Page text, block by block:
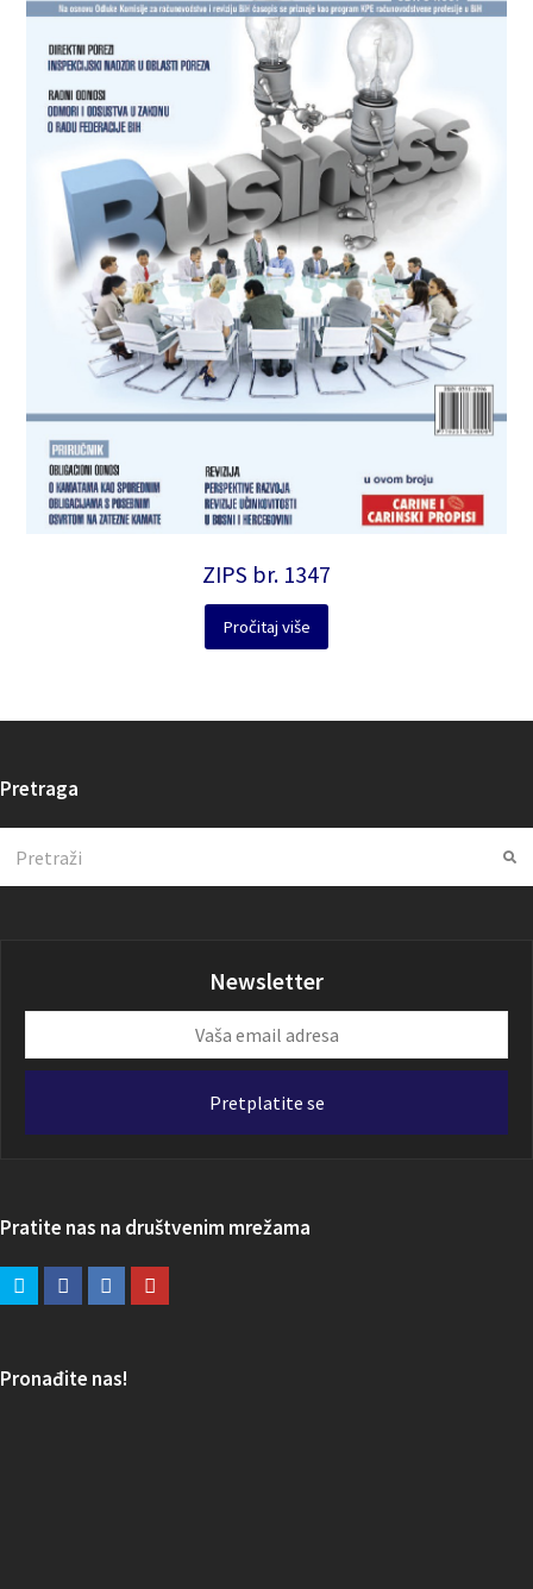
ZIPS br. 1347
Pročitaj više
Pretraga
Newsletter
email
Pretplatite se
Pratite nas na društvenim mrežama
Pronađite nas!